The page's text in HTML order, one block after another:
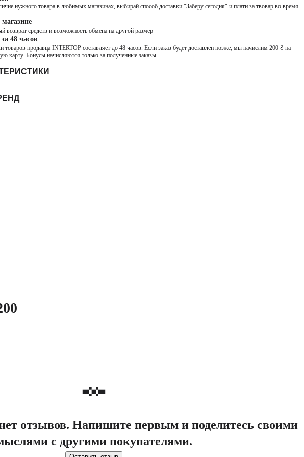
нужного товара в любимых магазинах, выбирай способ доставки "Заберу сегодня" и плати за твовар во время
возврат средств и возможность обмена на другой размер
48 часов
товаров продавца INTERTOP составляет до 48 часов. Если заказ будет доставлен позже, мы начислим 200 ₴ на
карту. Бонусы начисляются только за полученные заказы.
отзывов. Напишите первым и поделитесь своими
с другими покупателями.